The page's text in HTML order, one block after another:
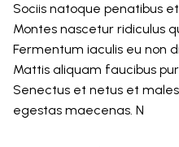
Sociis natoque penatibus
Montes nascetur ridiculus
Fermentum iaculis eu non
Mattis aliquam faucibus
Senectus et netus et
egestas maecenas. N